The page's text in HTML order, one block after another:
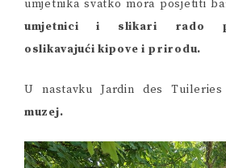
umjetnika svatko mora posjetiti
umjetnici i slikari rado
oslikavajući kipove i prirodu.
U nastavku Jardin des
muzej.